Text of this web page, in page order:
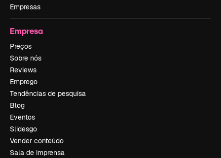
Empresas
Empresa
Preços
Sobre nós
Reviews
Emprego
Tendências de pesquisa
Blog
Eventos
Slidesgo
Vender conteúdo
Sala de imprensa